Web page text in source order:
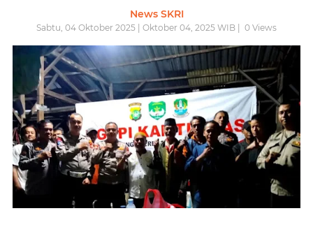
News SKRI
Sabtu, 04 Oktober 2025 | Oktober 04, 2025 WIB | 0 Views